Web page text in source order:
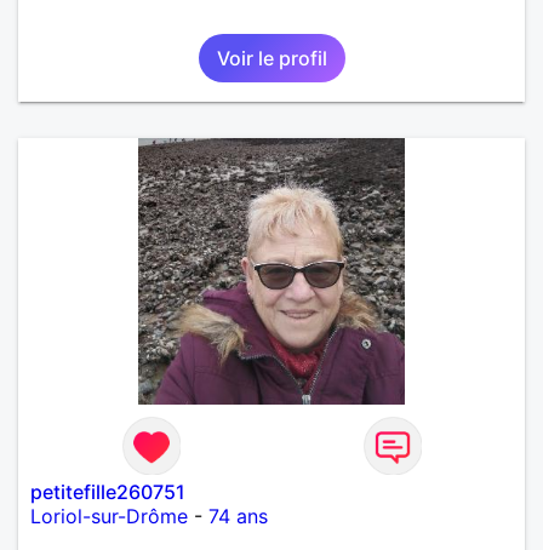
Voir le profil
petitefille260751
Loriol-sur-Drôme - 74 ans